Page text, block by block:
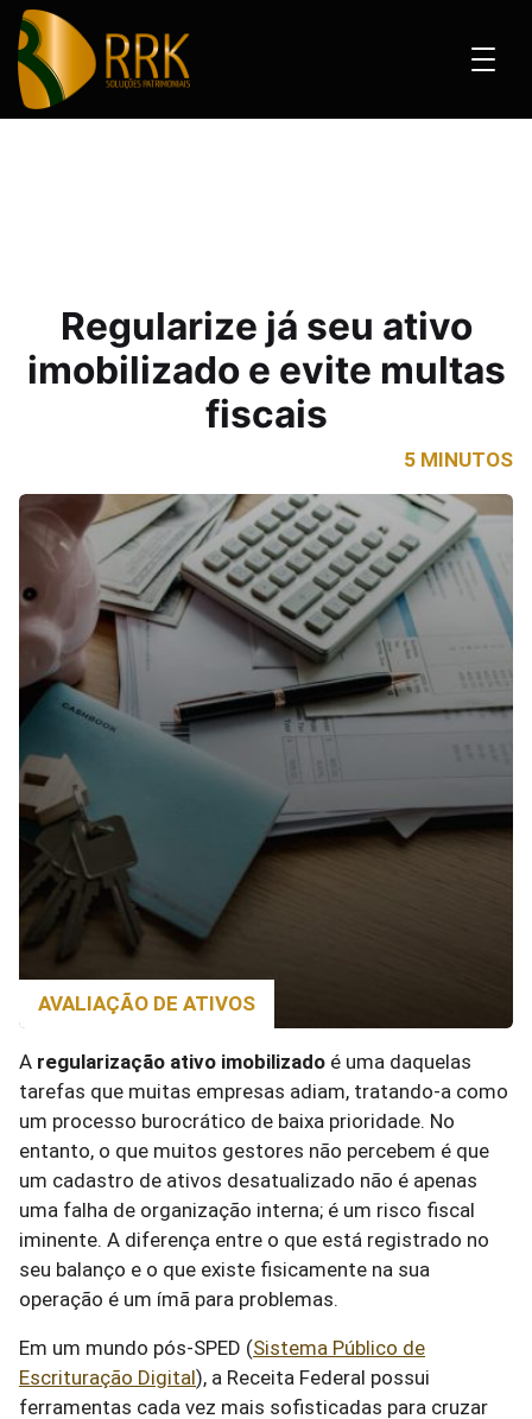
Regularize já seu ativo
imobilizado e evite multas
fiscais
5 MINUTOS
AVALIAÇÃO DE ATIVOS
A regularização ativo imobilizado é uma daquelas
tarefas que muitas empresas adiam, tratando-a como
um processo burocrático de baixa prioridade. No
entanto, o que muitos gestores não percebem é que
um cadastro de ativos desatualizado não é apenas
uma falha de organização interna; é um risco fiscal
iminente. A diferença entre o que está registrado no
seu balanço e o que existe fisicamente na sua
operação é um ímã para problemas.
Em um mundo pós-SPED (Sistema Público de
Escrituração Digital), a Receita Federal possui
ferramentas cada vez mais sofisticadas para cruzar